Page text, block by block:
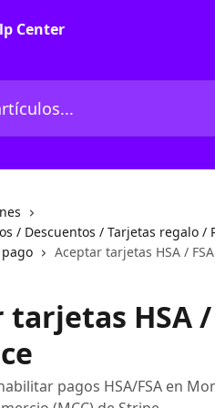
/ Descuentos / Tarjetas regalo /
Aceptar tarjetas HSA /
HSA /
pagos HSA/FSA en